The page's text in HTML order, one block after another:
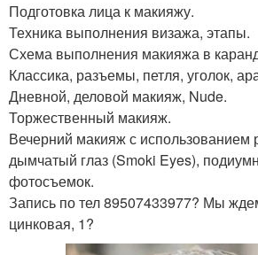
Подготовка лица к макияжу.
Техника выполнения визажа, этапы.
Схема выполнения макияжа в
Классика, разъемы, петля, уголок,
Дневной, деловой макияж, Nude.
Торжественный макияж.
Вечерний макияж с использованием
дымчатый глаз (Smoki Eyes),
фотосъемок.
Запись по тел 89507433977? Мы
цинковая, 1?